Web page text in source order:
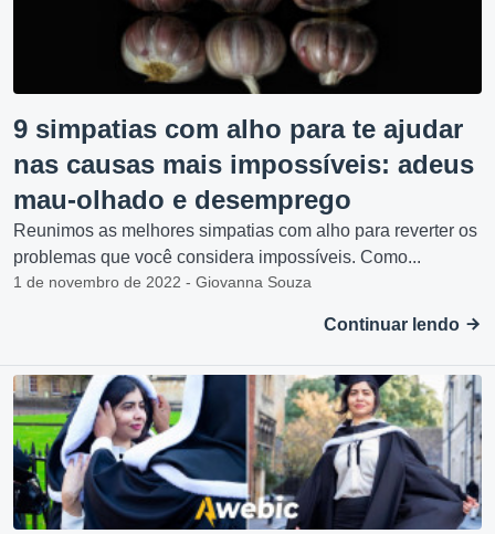
9 simpatias com alho para te ajudar
nas causas mais impossíveis: adeus
mau-olhado e desemprego
Reunimos as melhores simpatias com alho para reverter os
problemas que você considera impossíveis. Como...
1 de novembro de 2022 - Giovanna Souza
Continuar lendo